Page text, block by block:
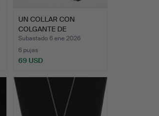
UN COLLAR CON
COLGANTE DE
ESLABONES Y CABU…
Subastado 6 ene 2026
6 pujas
69 USD